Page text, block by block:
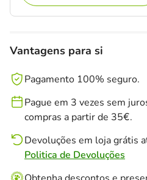
Vantagens para si
Pagamento 100% seguro.
Pague em 3 vezes sem
compras a partir de 35€.
Devoluções em loja grátis
Politica de Devoluções